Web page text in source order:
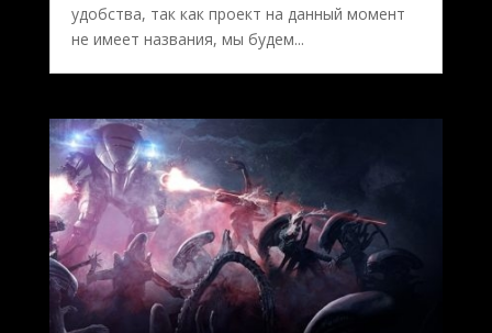
удобства, так как проект на данный момент
не имеет названия, мы будем...